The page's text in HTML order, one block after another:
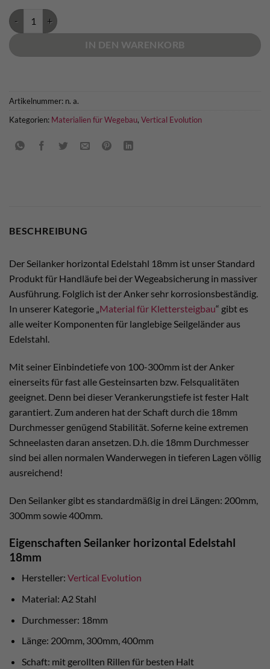
Seilanker horizontal Edelstahl 18mm Menge
IN DEN WARENKORB
Artikelnummer: n. a.
Kategorien: Materialien für Wegebau, Vertical Evolution
BESCHREIBUNG
Der Seilanker horizontal Edelstahl 18mm ist unser Standard
Produkt für Handläufe bei der Wegeabsicherung in massiver
Ausführung. Folglich ist der Anker sehr korrosionsbeständig.
In unserer Kategorie „Material für Klettersteigbau“ gibt es
alle weiter Komponenten für langlebige Seilgeländer aus
Edelstahl.
Mit seiner Einbindetiefe von 100-300mm ist der Anker
einerseits für fast alle Gesteinsarten bzw. Felsqualitäten
geeignet. Denn bei dieser Verankerungstiefe ist fester Halt
garantiert. Zum anderen hat der Schaft durch die 18mm
Durchmesser genügend Stabilität. Soferne keine extremen
Schneelasten daran ansetzen. D.h. die 18mm Durchmesser
sind bei allen normalen Wanderwegen in tieferen Lagen völlig
ausreichend!
Den Seilanker gibt es standardmäßig in drei Längen: 200mm,
300mm sowie 400mm.
Eigenschaften Seilanker horizontal Edelstahl
18mm
Hersteller: Vertical Evolution
Material: A2 Stahl
Durchmesser: 18mm
Länge: 200mm, 300mm, 400mm
Schaft: mit gerollten Rillen für besten Halt